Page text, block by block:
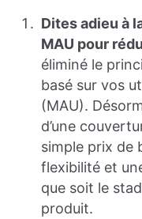
Dites adieu à
MAU pour
éliminé le
basé sur vos
(MAU).
d’une
simple prix de
flexibilité et
que soit le
produit.